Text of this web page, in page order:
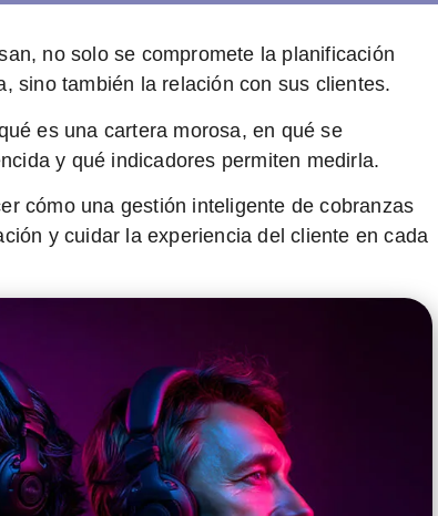
no solo se compromete la planificación
sino también la relación con sus clientes.
es una cartera morosa, en qué se
y qué indicadores permiten medirla.
cómo una gestión inteligente de cobranzas
y cuidar la experiencia del cliente en cada